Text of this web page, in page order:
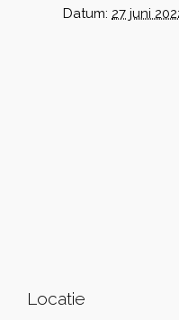
Datum: 27 juni
Locatie